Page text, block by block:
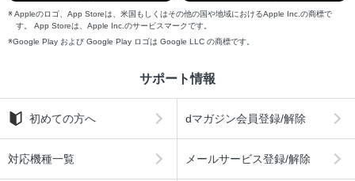
Appleのロゴ、App Storeは、米国もしくはその他の国や地域におけるApple Inc.の商標で
す。 App Storeは、Apple Inc.のサービスマークです。
Google Play および Google Play ロゴは Google LLC の商標です。
サポート情報
初めての方へ dマガジン会員登録/解除
対応機種一覧 メールサービス登録/解除